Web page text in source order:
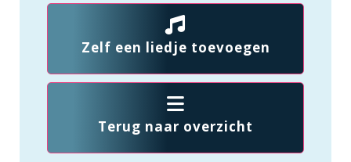
Zelf een liedje toevoegen
Terug naar overzicht